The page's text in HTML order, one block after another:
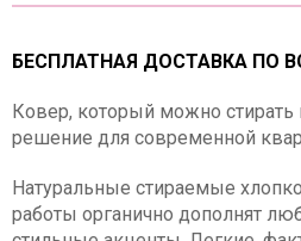
БЕСПЛАТНАЯ ДОСТАВКА ПО
Ковер, который можно
решение для современной
Натуральные стираемые
работы органично дополнят